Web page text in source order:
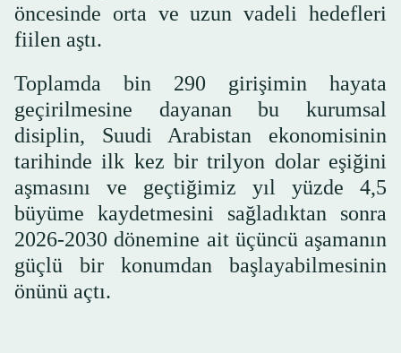
öncesinde orta ve uzun vadeli hedefleri
fiilen aştı.
Toplamda bin 290 girişimin hayata
geçirilmesine dayanan bu kurumsal
disiplin, Suudi Arabistan ekonomisinin
tarihinde ilk kez bir trilyon dolar eşiğini
aşmasını ve geçtiğimiz yıl yüzde 4,5
büyüme kaydetmesini sağladıktan sonra
2026-2030 dönemine ait üçüncü aşamanın
güçlü bir konumdan başlayabilmesinin
önünü açtı.